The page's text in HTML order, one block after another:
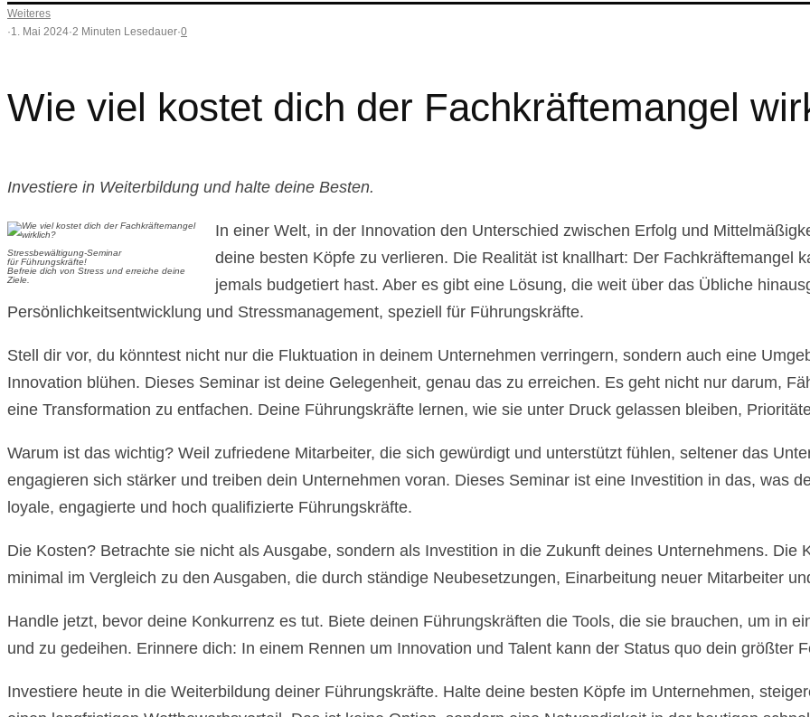
Weiteres
·1. Mai 2024·2 Minuten Lesedauer·0
Wie viel kostet dich der Fachkräftemangel
Investiere in Weiterbildung und halte deine Besten.
Stressbewältigung-Seminar
für Führungskräfte!
Befreie dich von Stress und erreiche deine
Ziele.
In einer Welt, in der Innovation den Unterschied zwischen Erfolg und
deine besten Köpfe zu verlieren. Die Realität ist knallhart: Der Fachkräftemangel
jemals budgetiert hast. Aber es gibt eine Lösung, die weit über das Übliche
Persönlichkeitsentwicklung und Stressmanagement, speziell für Führungskräfte.
Stell dir vor, du könntest nicht nur die Fluktuation in deinem Unternehmen verringern, sondern auch eine
Innovation blühen. Dieses Seminar ist deine Gelegenheit, genau das zu erreichen. Es geht nicht nur darum,
eine Transformation zu entfachen. Deine Führungskräfte lernen, wie sie unter Druck gelassen bleiben,
Warum ist das wichtig? Weil zufriedene Mitarbeiter, die sich gewürdigt und unterstützt fühlen, seltener das
engagieren sich stärker und treiben dein Unternehmen voran. Dieses Seminar ist eine Investition in das, was
loyale, engagierte und hoch qualifizierte Führungskräfte.
Die Kosten? Betrachte sie nicht als Ausgabe, sondern als Investition in die Zukunft deines Unternehmens. Die
minimal im Vergleich zu den Ausgaben, die durch ständige Neubesetzungen, Einarbeitung neuer Mitarbeiter
Handle jetzt, bevor deine Konkurrenz es tut. Biete deinen Führungskräften die Tools, die sie brauchen, um in
und zu gedeihen. Erinnere dich: In einem Rennen um Innovation und Talent kann der Status quo dein größter
Investiere heute in die Weiterbildung deiner Führungskräfte. Halte deine besten Köpfe im Unternehmen,